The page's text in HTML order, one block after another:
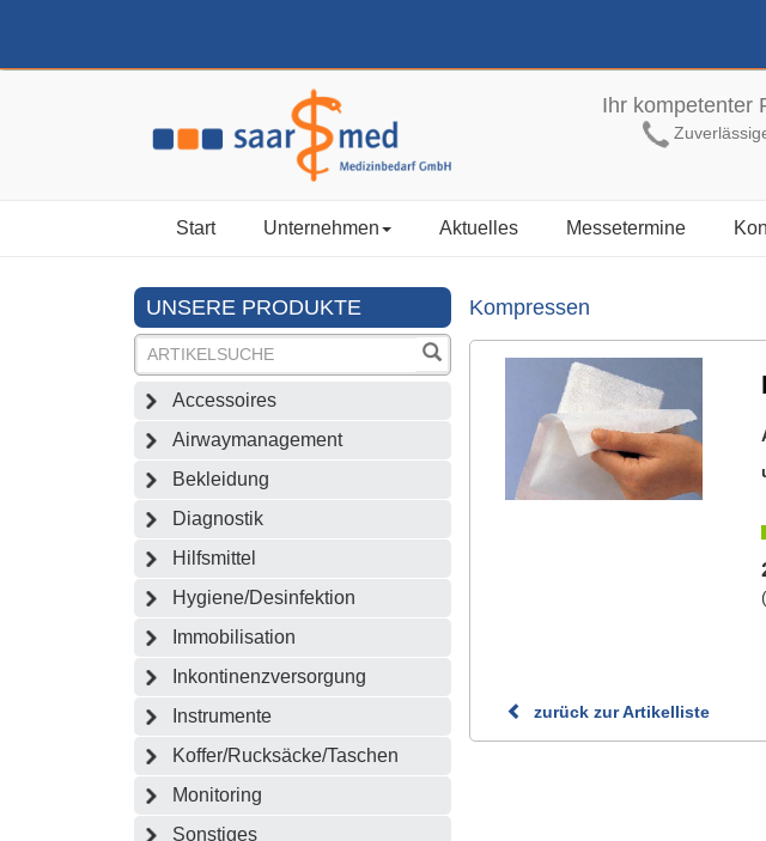
Ihr kompetenter
Start Unternehmen Aktuelles Messetermine
UNSERE PRODUKTE
Accessoires
Airwaymanagement
Bekleidung
Diagnostik
Hilfsmittel
Hygiene/Desinfektion
Immobilisation
Inkontinenzversorgung
Instrumente
Koffer/Rucksäcke/Taschen
Monitoring
Sonstiges
Kompressen
zurück zur Artikelliste